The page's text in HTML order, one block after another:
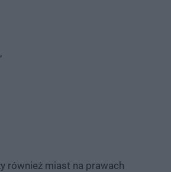
również miast na prawach